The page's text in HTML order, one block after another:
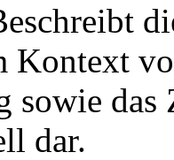
Kontext
sowie das
dar.